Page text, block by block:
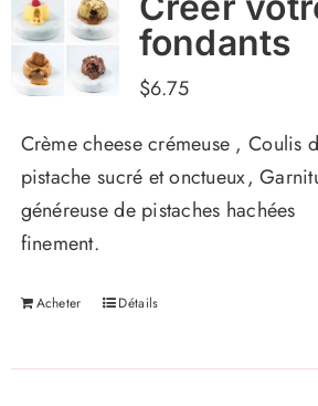
fondants
$6.75
Crème cheese crémeuse , Coulis
pistache sucré et onctueux,
généreuse de pistaches hachées
finement.
Acheter Détails